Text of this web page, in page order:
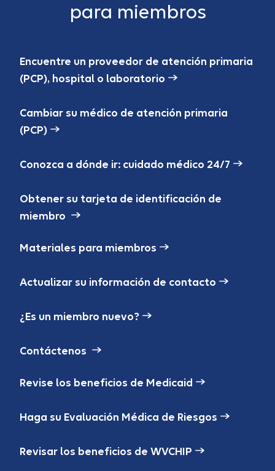
para miembros
Encuentre un proveedor de atención primaria
(PCP), hospital o laboratorio
Cambiar su médico de atención primaria
(PCP)
Conozca a dónde ir: cuidado médico 24/7
Obtener su tarjeta de identificación de
miembro
Materiales para miembros
Actualizar su información de contacto
¿Es un miembro nuevo?
Contáctenos
Revise los beneficios de Medicaid
Haga su Evaluación Médica de Riesgos
Revisar los beneficios de WVCHIP